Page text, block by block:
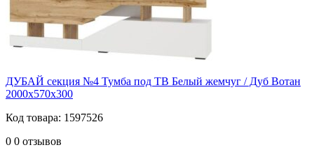
ДУБАЙ секция №4 Тумба под ТВ Белый жемчуг / Дуб Вотан
2000х570х300
Код товара: 1597526
0 0 отзывов